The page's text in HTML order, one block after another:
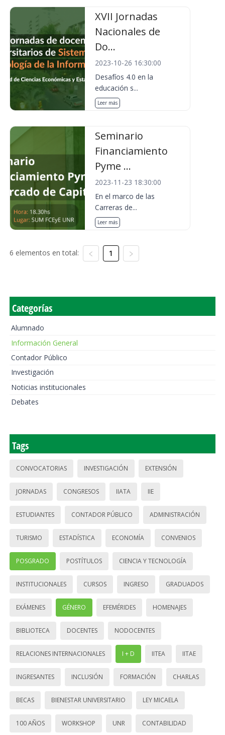
XVII Jornadas
Nacionales de
Do...
2023-10-26 16:30:00
Desafíos 4.0 en la
educación s...
Leer más
Seminario
Financiamiento
Pyme ...
2023-11-23 18:30:00
En el marco de las
Carreras de...
Leer más
6 elementos en total: 1
Categorías
Alumnado
Información General
Contador Público
Investigación
Noticias institucionales
Debates
Tags
CONVOCATORIAS INVESTIGACIÓN EXTENSIÓN
JORNADAS CONGRESOS IIATA IIE
ESTUDIANTES CONTADOR PÚBLICO ADMINISTRACIÓN
TURISMO ESTADÍSTICA ECONOMÍA CONVENIOS
POSGRADO POSTÍTULOS CIENCIA Y TECNOLOGÍA
INSTITUCIONALES CURSOS INGRESO GRADUADOS
EXÁMENES GÉNERO EFEMÉRIDES HOMENAJES
BIBLIOTECA DOCENTES NODOCENTES
RELACIONES INTERNACIONALES I + D IITEA IITAE
INGRESANTES INCLUSIÓN FORMACIÓN CHARLAS
BECAS BIENESTAR UNIVERSITARIO LEY MICAELA
100 AÑOS WORKSHOP UNR CONTABILIDAD